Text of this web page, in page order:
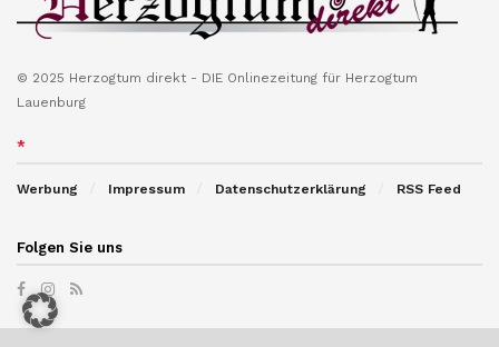
© 2025 Herzogtum direkt - DIE Onlinezeitung für Herzogtum
Lauenburg
*
Werbung Impressum Datenschutzerklärung RSS Feed
Folgen Sie uns